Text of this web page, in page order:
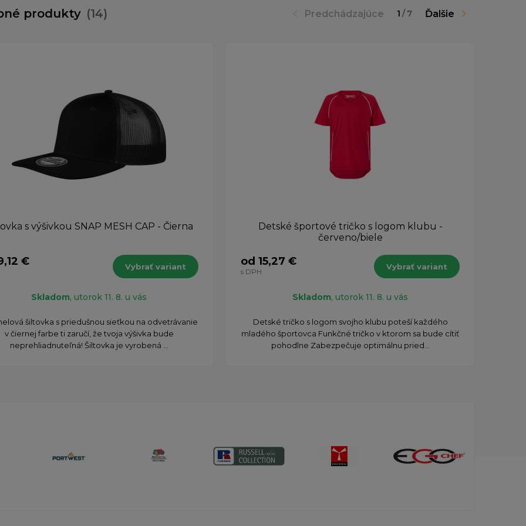
produkty (14) Predchádzajúce 1 / 7 Ďalšie
s výšivkou SNAP MESH CAP - Čierna
€ Vybrať variant
Skladom, utorok 11. 8. u vás
šiltovka s priedušnou sieťkou na odvetrávanie
v čiernej farbe ti zaručí, že tvoja výšivka bude
neprehliadnuteľná! Šiltovka je vyrobená ...
Detské športové tričko s logom klubu -
červeno/biele
od 15,27 €
s DPH
Vybrať variant
Skladom, utorok 11. 8. u vás
​Detské tričko s logom svojho klubu poteší každého
mladého športovca Funkčné tričko v ktorom sa bude cítiť
pohodlne Zabezpečuje optimálnu pried...